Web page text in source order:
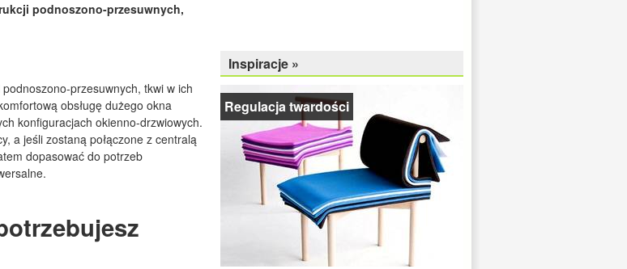
podnoszono-przesuwnych,
przesuwnych, tkwi w ich
obsługę dużego okna
konfiguracjach okienno-drzwiowych.
a jeśli zostaną połączone z centralą
dopasować do potrzeb
Inspiracje »
Regulacja twardości